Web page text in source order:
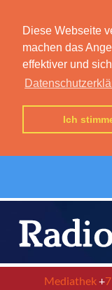
Diese Webseite
machen das
effektiver und
Ich
Mediathek+7